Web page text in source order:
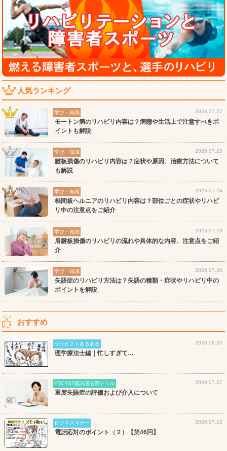
人気ランキング
学び・知識 2026.07.27
モートン病のリハビリ内容は？病態や生活上で注意すべきポ
イントも解説
学び・知識 2026.07.23
腱板損傷のリハビリ内容は？症状や原因、治療方法について
も解説
学び・知識 2026.07.24
椎間板ヘルニアのリハビリ内容は？部位ごとの症状やリハビ
リ中の注意点をご紹介
学び・知識 2026.07.29
肩腱板損傷のリハビリの流れや具体的な内容、注意点をご紹
介
学び・知識 2026.07.30
失語症のリハビリ方法は？失語の種類・症状やリハビリ中の
ポイントを解説
おすすめ
セラピストあるある 2020.08.20
理学療法士編｜忙しすぎて…
PTOTST国試過去問ドリル 2020.07.27
重度失語症の評価および介入について
ビジネスマナー 2020.07.22
電話応対のポイント（２）【第46回】